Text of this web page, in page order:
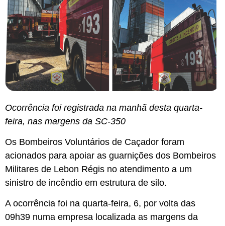
Ocorrência foi registrada na manhã desta quarta-
feira, nas margens da SC-350
Os Bombeiros Voluntários de Caçador foram
acionados para apoiar as guarnições dos Bombeiros
Militares de Lebon Régis no atendimento a um
sinistro de incêndio em estrutura de silo.
A ocorrência foi na quarta-feira, 6, por volta das
09h39 numa empresa localizada as margens da